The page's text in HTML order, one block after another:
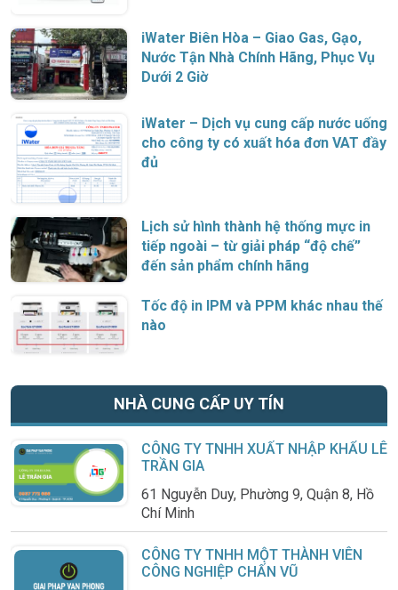
iWater Biên Hòa – Giao Gas, Gạo,
Nước Tận Nhà Chính Hãng, Phục Vụ
Dưới 2 Giờ
iWater – Dịch vụ cung cấp nước uống
cho công ty có xuất hóa đơn VAT đầy
đủ
Lịch sử hình thành hệ thống mực in
tiếp ngoài – từ giải pháp “độ chế”
đến sản phẩm chính hãng
Tốc độ in IPM và PPM khác nhau thế
nào
NHÀ CUNG CẤP UY TÍN
CÔNG TY TNHH XUẤT NHẬP KHẨU LÊ
TRẦN GIA
61 Nguyễn Duy, Phường 9, Quận 8, Hồ
Chí Minh
CÔNG TY TNHH MỘT THÀNH VIÊN
CÔNG NGHIỆP CHẤN VŨ